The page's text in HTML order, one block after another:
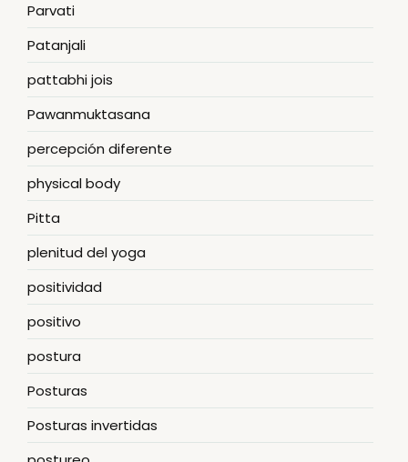
Parvati
Patanjali
pattabhi jois
Pawanmuktasana
percepción diferente
physical body
Pitta
plenitud del yoga
positividad
positivo
postura
Posturas
Posturas invertidas